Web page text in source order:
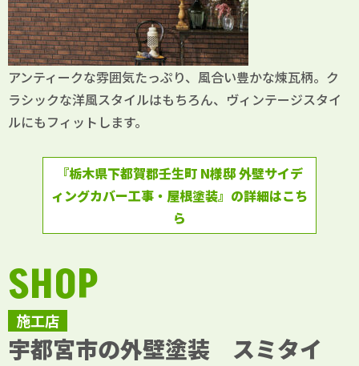
アンティークな雰囲気たっぷり、風合い豊かな煉瓦柄。ク
ラシックな洋風スタイルはもちろん、ヴィンテージスタイ
ルにもフィットします。
『栃木県下都賀郡壬生町 N様邸 外壁サイデ
ィングカバー工事・屋根塗装』の詳細はこち
ら
施工店
SHOP
宇都宮市の外壁塗装 スミタイ